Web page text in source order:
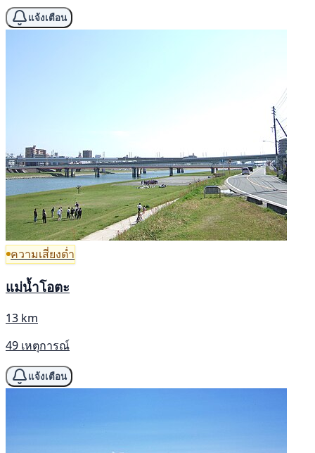
แจ้งเตือน
ความเสี่ยงต่ำ
แม่น้ำโอตะ
13 km
49 เหตุการณ์
แจ้งเตือน